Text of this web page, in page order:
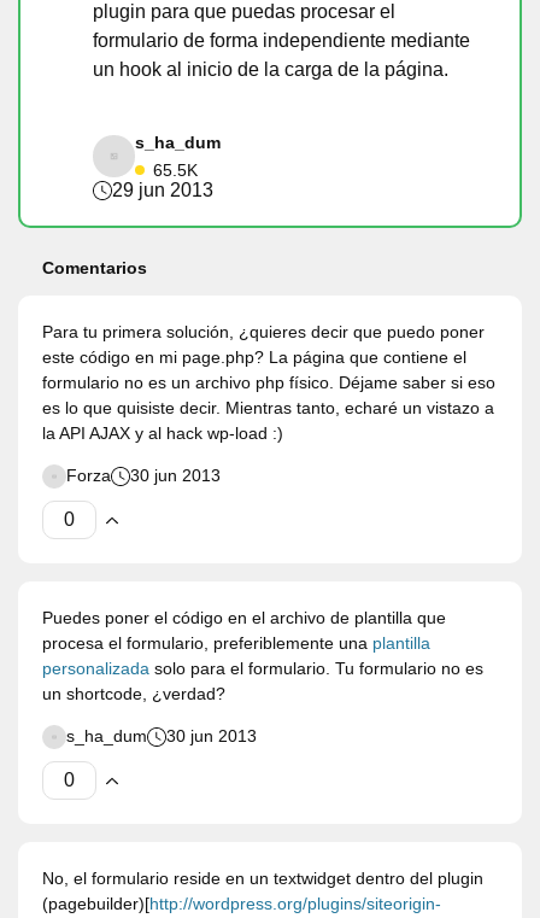
plugin para que puedas procesar el
formulario de forma independiente mediante
un hook al inicio de la carga de la página.
s_ha_dum
65.5K
29 jun 2013
Comentarios
Para tu primera solución, ¿quieres decir que puedo poner
este código en mi page.php? La página que contiene el
formulario no es un archivo php físico. Déjame saber si eso
es lo que quisiste decir. Mientras tanto, echaré un vistazo a
la API AJAX y al hack wp-load :)
Forza 30 jun 2013
Puedes poner el código en el archivo de plantilla que
procesa el formulario, preferiblemente una plantilla
personalizada solo para el formulario. Tu formulario no es
un shortcode, ¿verdad?
s_ha_dum 30 jun 2013
No, el formulario reside en un textwidget dentro del plugin
(pagebuilder)[http://wordpress.org/plugins/siteorigin-